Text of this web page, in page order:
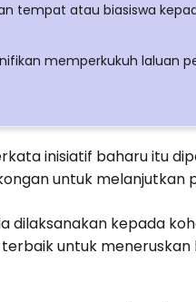
tempat atau biasiswa
memperkukuh laluan
inisiatif baharu itu
untuk melanjutkan
dilaksanakan kepada
untuk